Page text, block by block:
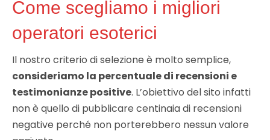
Come scegliamo i migliori
operatori esoterici
Il nostro criterio di selezione è molto semplice,
consideriamo la percentuale di recensioni e
testimonianze positive. L’obiettivo del sito infatti
non è quello di pubblicare centinaia di recensioni
negative perché non porterebbero nessun valore